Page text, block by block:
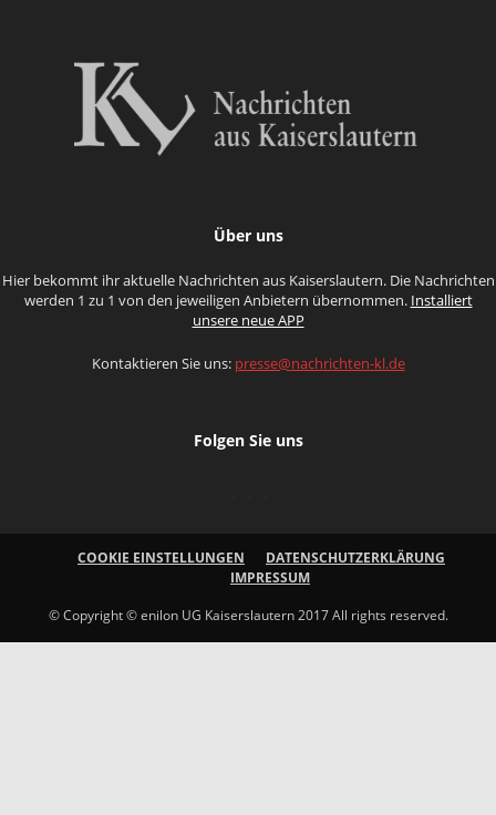
Über uns
Hier bekommt ihr aktuelle Nachrichten aus Kaiserslautern. Die Nachrichten
werden 1 zu 1 von den jeweiligen Anbietern übernommen. Installiert
unsere neue APP
Kontaktieren Sie uns: presse@nachrichten-kl.de
Folgen Sie uns
COOKIE EINSTELLUNGEN
DATENSCHUTZERKLÄRUNG
IMPRESSUM
© Copyright © enilon UG Kaiserslautern 2017 All rights reserved.